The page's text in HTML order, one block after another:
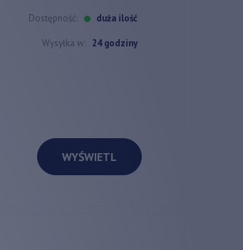
Dostępność: duża ilość
Wysyłka w: 24 godziny
WYŚWIETL